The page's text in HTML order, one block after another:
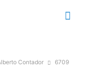
Contador 6709